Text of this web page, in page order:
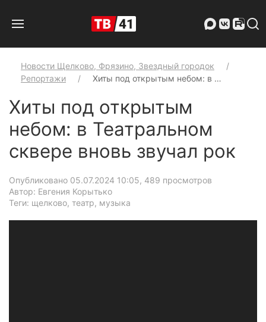
Новости Щелково, Фрязино, Звездный городок
Репортажи
Хиты под открытым небом: в …
Хиты под открытым
небом: в Театральном
сквере вновь звучал рок
Опубликовано 05.07.2024 10:05, 489 просмотров
Автор: Евгения Корытько
Теги: щелково, театр, музыка